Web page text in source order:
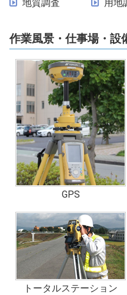
地質調査
用地
作業風景・仕事場・設
GPS
トータルステーション